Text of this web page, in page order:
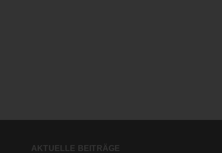
AKTUELLE BEITRÄGE